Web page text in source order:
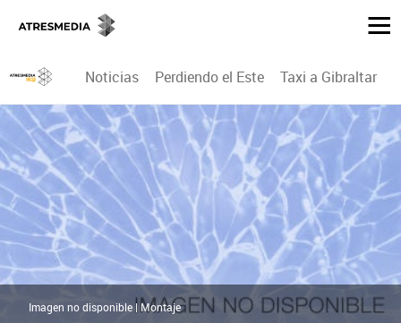
Noticias Perdiendo el Este Taxi a Gibraltar
Imagen no disponible | Montaje